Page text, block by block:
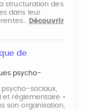
structuration des
dans leur
Découvrir
de
psycho-
psycho-sociaux,
et réglementaire •
son organisation,